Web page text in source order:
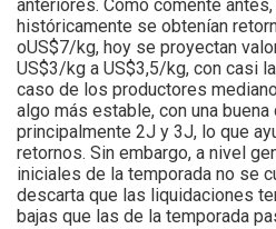
anteriores. Como comenté
históricamente se obtenían
oUS$7/kg, hoy se proyectan
US$3/kg a US$3,5/kg, con casi
caso de los productores
algo más estable, con una
principalmente 2J y 3J, lo que
retornos. Sin embargo, a nivel
iniciales de la temporada no se
descarta que las liquidaciones
bajas que las de la temporada